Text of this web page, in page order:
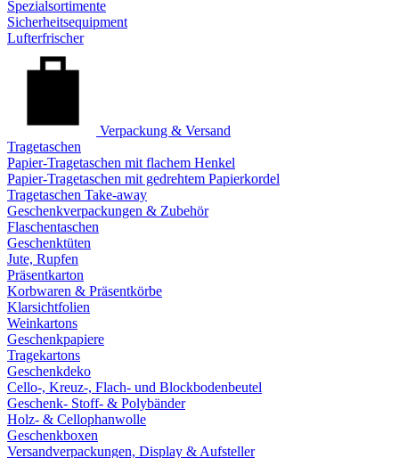
Spezialsortimente
Sicherheitsequipment
Lufterfrischer
Verpackung & Versand
Tragetaschen
Papier-Tragetaschen mit flachem Henkel
Papier-Tragetaschen mit gedrehtem Papierkordel
Tragetaschen Take-away
Geschenkverpackungen & Zubehör
Flaschentaschen
Geschenktüten
Jute, Rupfen
Präsentkarton
Korbwaren & Präsentkörbe
Klarsichtfolien
Weinkartons
Geschenkpapiere
Tragekartons
Geschenkdeko
Cello-, Kreuz-, Flach- und Blockbodenbeutel
Geschenk- Stoff- & Polybänder
Holz- & Cellophanwolle
Geschenkboxen
Versandverpackungen, Display & Aufsteller